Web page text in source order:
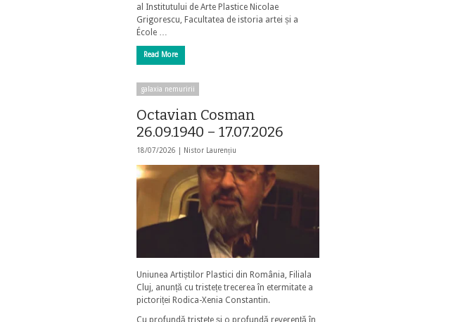
al Institutului de Arte Plastice Nicolae
Grigorescu, Facultatea de istoria artei și a
École …
Read More
galaxia nemuririi
Octavian Cosman
26.09.1940 – 17.07.2026
18/07/2026 | Nistor Laurențiu
Uniunea Artiștilor Plastici din România, Filiala
Cluj, anunță cu tristețe trecerea în etermitate a
pictoriței Rodica-Xenia Constantin.